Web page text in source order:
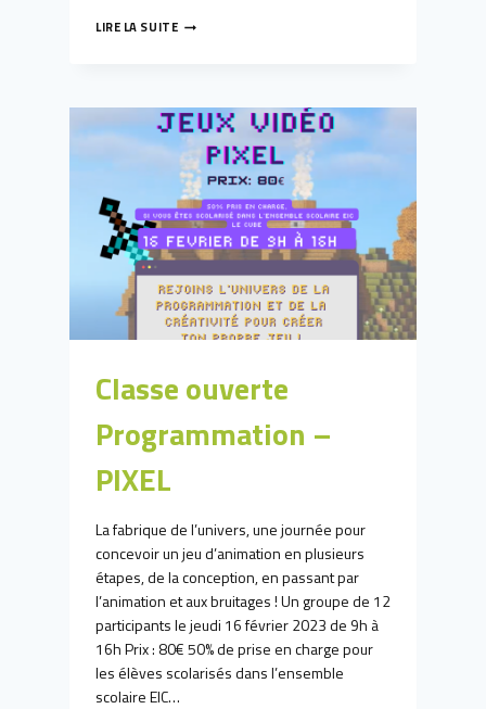
LIRE LA SUITECLASSE
DU
CLIMAT
Classe ouverte
Programmation –
PIXEL
La fabrique de l’univers, une journée pour
concevoir un jeu d’animation en plusieurs
étapes, de la conception, en passant par
l’animation et aux bruitages ! Un groupe de 12
participants le jeudi 16 février 2023 de 9h à
16h Prix : 80€ 50% de prise en charge pour
les élèves scolarisés dans l’ensemble
scolaire EIC…